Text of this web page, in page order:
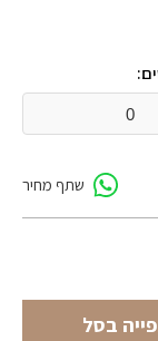
שתף מחיר
בסל